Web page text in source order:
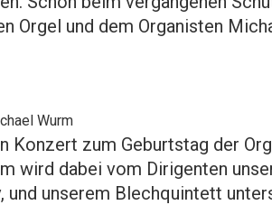
Orgel und dem Organisten
Wurm
Konzert zum Geburtstag der
wird dabei vom Dirigenten
unserem Blechquintett